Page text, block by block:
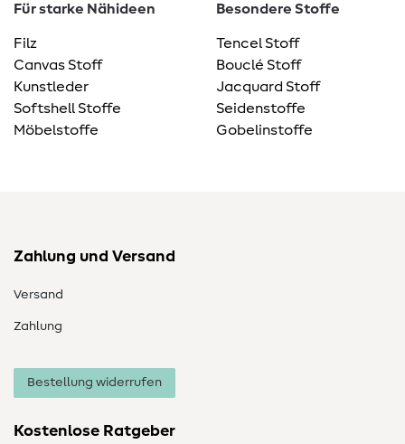
Für starke Nähideen
Filz
Canvas Stoff
Kunstleder
Softshell Stoffe
Möbelstoffe
Besondere Stoffe
Tencel Stoff
Bouclé Stoff
Jacquard Stoff
Seidenstoffe
Gobelinstoffe
Zahlung und Versand
Versand
Zahlung
Bestellung widerrufen
Kostenlose Ratgeber